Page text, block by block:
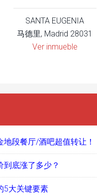
SANTA EUGENIA
马德里, Madrid 28031
Ver inmueble
地段餐厅/酒吧超值转让！
到底涨了多少？
5大关键要素